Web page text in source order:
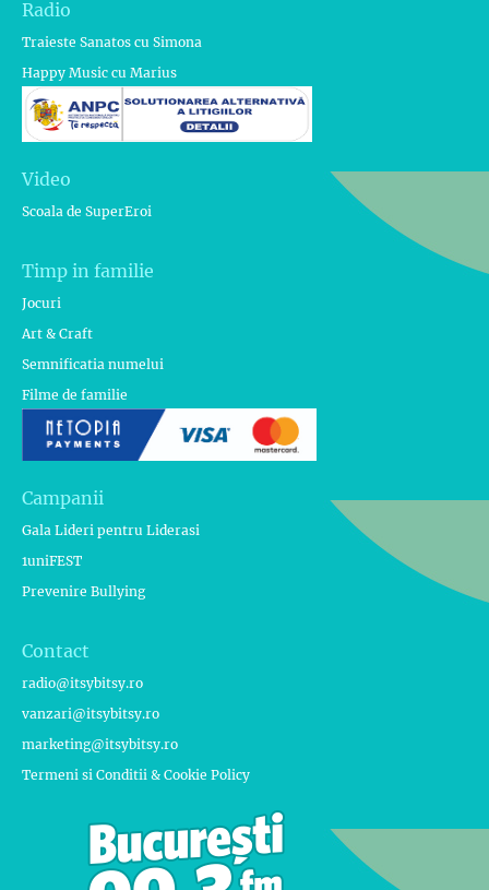
Radio
Traieste Sanatos cu Simona
Happy Music cu Marius
Video
Scoala de SuperEroi
Timp in familie
Jocuri
Art & Craft
Semnificatia numelui
Filme de familie
Campanii
Gala Lideri pentru Liderasi
1uniFEST
Prevenire Bullying
Contact
radio@itsybitsy.ro
vanzari@itsybitsy.ro
marketing@itsybitsy.ro
Termeni si Conditii & Cookie Policy